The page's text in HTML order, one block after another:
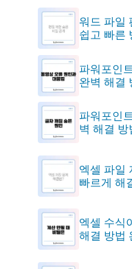
워드 파일
쉽고 빠른
파워포인
완벽 해결
파워포인
벽 해결
엑셀 파일
빠르게 해
엑셀 수식
해결 방법